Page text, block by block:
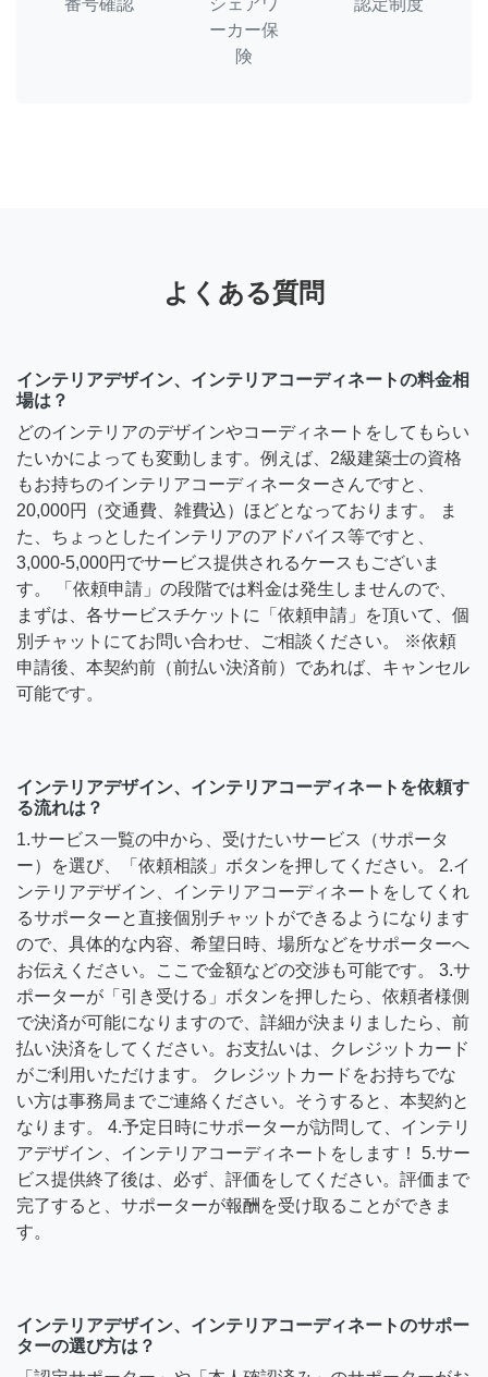
ーカー保
険
よくある質問
インテリアデザイン、インテリアコーディネートの料金相
場は？
どのインテリアのデザインやコーディネートをしてもらい
たいかによっても変動します。例えば、2級建築士の資格
もお持ちのインテリアコーディネーターさんですと、
20,000円（交通費、雑費込）ほどとなっております。 ま
た、ちょっとしたインテリアのアドバイス等ですと、
3,000-5,000円でサービス提供されるケースもございま
す。 「依頼申請」の段階では料金は発生しませんので、
まずは、各サービスチケットに「依頼申請」を頂いて、個
別チャットにてお問い合わせ、ご相談ください。 ※依頼
申請後、本契約前（前払い決済前）であれば、キャンセル
可能です。
インテリアデザイン、インテリアコーディネートを依頼す
る流れは？
1.サービス一覧の中から、受けたいサービス（サポータ
ー）を選び、「依頼相談」ボタンを押してください。 2.イ
ンテリアデザイン、インテリアコーディネートをしてくれ
るサポーターと直接個別チャットができるようになります
ので、具体的な内容、希望日時、場所などをサポーターへ
お伝えください。ここで金額などの交渉も可能です。 3.サ
ポーターが「引き受ける」ボタンを押したら、依頼者様側
で決済が可能になりますので、詳細が決まりましたら、前
払い決済をしてください。お支払いは、クレジットカード
がご利用いただけます。 クレジットカードをお持ちでな
い方は事務局までご連絡ください。そうすると、本契約と
なります。 4.予定日時にサポーターが訪問して、インテリ
アデザイン、インテリアコーディネートをします！ 5.サー
ビス提供終了後は、必ず、評価をしてください。評価まで
完了すると、サポーターが報酬を受け取ることができま
す。
インテリアデザイン、インテリアコーディネートのサポー
ターの選び方は？